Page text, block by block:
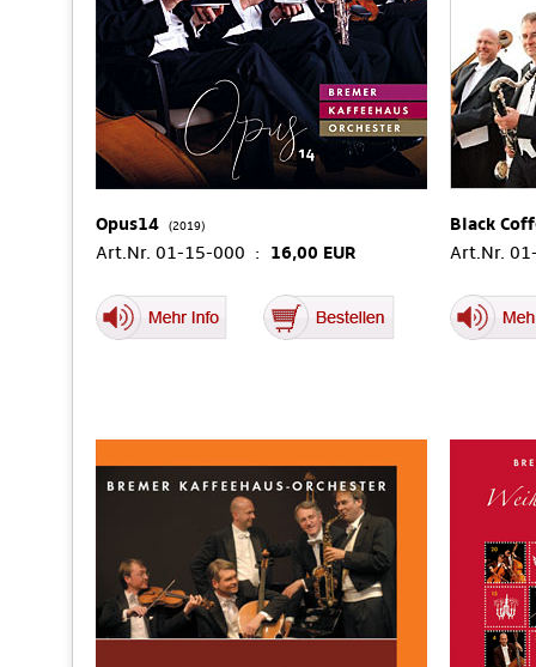
Opus14 (2019)
Art.Nr. 01-15-000 : 16,00 EUR
Black
Art.Nr.